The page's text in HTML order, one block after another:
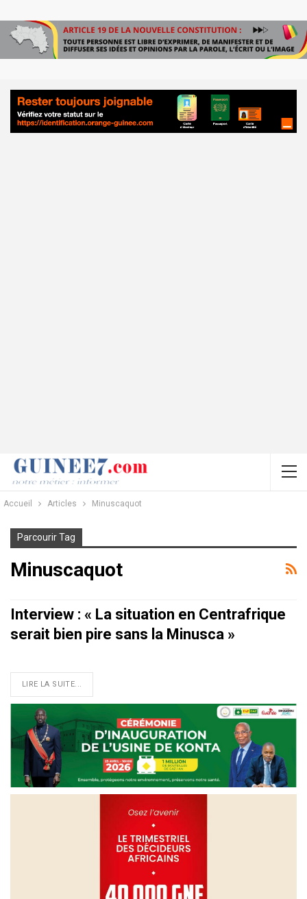
Accueil Articles Minuscaquot
Parcourir Tag
Minuscaquot
Interview : « La situation en Centrafrique
serait bien pire sans la Minusca »
LIRE LA SUITE...